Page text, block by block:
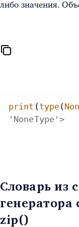
либо значения.
print (type(
'NoneType'>
Словарь из
генератора
zip()